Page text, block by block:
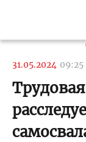
31.05.2024 09:25